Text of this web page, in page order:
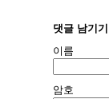
댓글 남기기
이름
암호